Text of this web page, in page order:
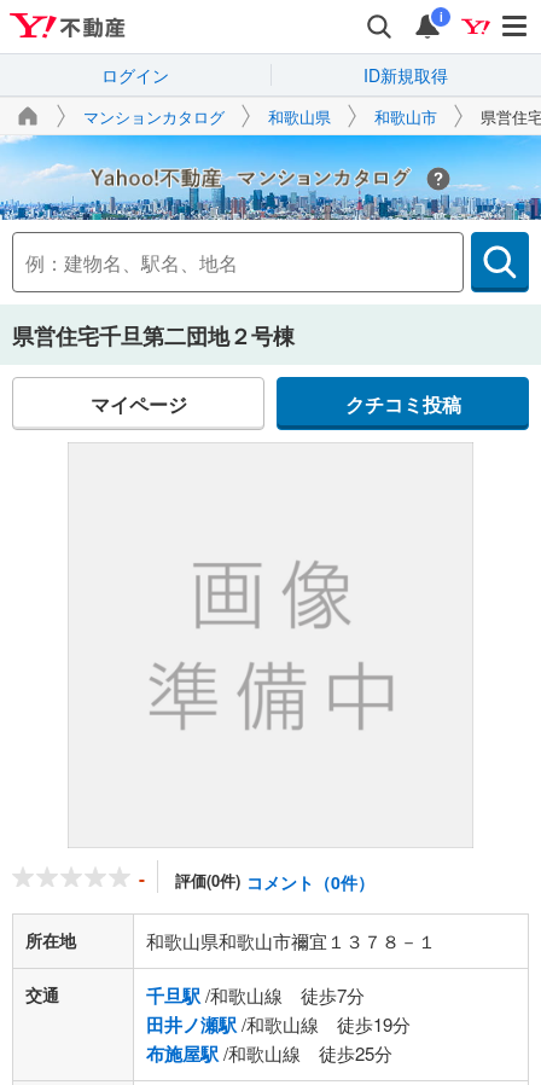
i
ログイン ID新規取得
マンションカタログ 和歌山県 和歌山市 県営住
Yahoo!不動産
県営住宅千旦第二団地２号棟
マイページ クチコミ投稿
- 評価(0件) コメント（0件）
所在地 和歌山県和歌山市禰宜１３７８－１
交通 千旦駅/和歌山線 徒歩7分
田井ノ瀬駅/和歌山線 徒歩19分
布施屋駅/和歌山線 徒歩25分